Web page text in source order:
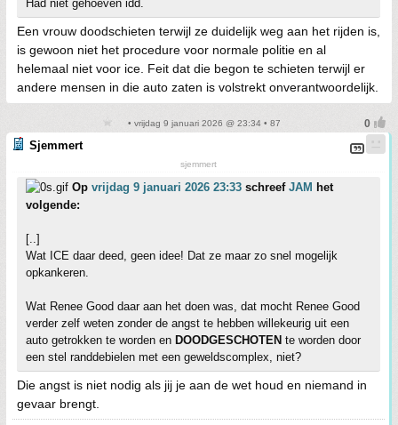
Had niet gehoeven idd.
Een vrouw doodschieten terwijl ze duidelijk weg aan het rijden is,
is gewoon niet het procedure voor normale politie en al
helemaal niet voor ice. Feit dat die begon te schieten terwijl er
andere mensen in die auto zaten is volstrekt onverantwoordelijk.
• vrijdag 9 januari 2026 @ 23:34 • 87
Sjemmert
sjemmert
Op vrijdag 9 januari 2026 23:33 schreef JAM het
volgende:
[..]
Wat ICE daar deed, geen idee! Dat ze maar zo snel mogelijk
opkankeren.
Wat Renee Good daar aan het doen was, dat mocht Renee Good
verder zelf weten zonder de angst te hebben willekeurig uit een
auto getrokken te worden en DOODGESCHOTEN te worden door
een stel randdebielen met een geweldscomplex, niet?
Die angst is niet nodig als jij je aan de wet houd en niemand in
gevaar brengt.